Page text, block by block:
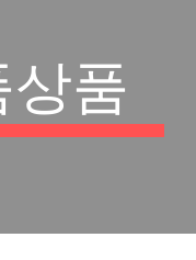
품